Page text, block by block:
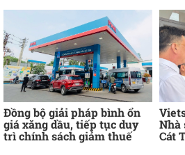
Đồng bộ giải pháp bình ổn
giá xăng dầu, tiếp tục duy
trì chính sách giảm thuế
Nhà
Cát